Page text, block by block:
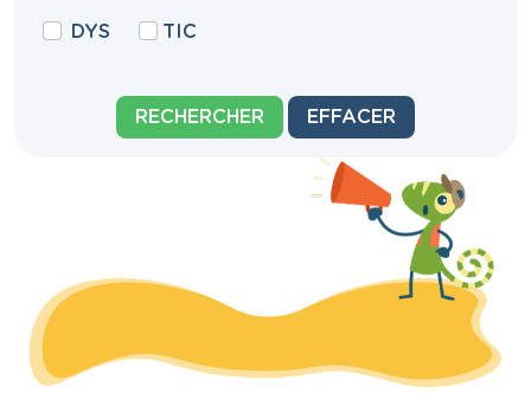
DYS TIC
RECHERCHER EFFACER